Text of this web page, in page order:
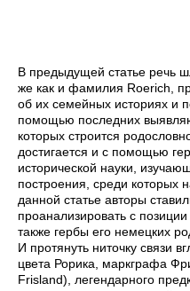
В предыдущей статье речь
же как и фамилия Roerich,
об их семейных историях и
помощью последних
которых строится
достигается и с помощью
исторической науки,
построения, среди которых
данной статье авторы
проанализировать с
также гербы его немецких
И протянуть ниточку связи
цвета Рорика, маркграфа
Frisland), легендарного